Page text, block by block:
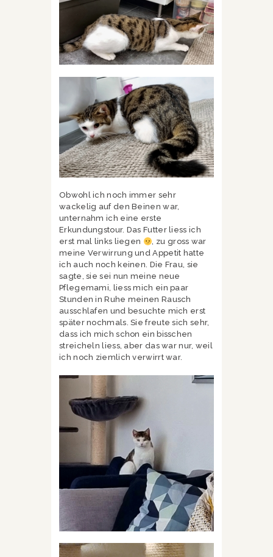
Obwohl ich noch immer sehr
wackelig auf den Beinen war,
unternahm ich eine erste
Erkundungstour. Das Futter liess ich
erst mal links liegen
, zu gross war
meine Verwirrung und Appetit hatte
ich auch noch keinen. Die Frau, sie
sagte, sie sei nun meine neue
Pflegemami, liess mich ein paar
Stunden in Ruhe meinen Rausch
ausschlafen und besuchte mich erst
später nochmals. Sie freute sich sehr,
dass ich mich schon ein bisschen
streicheln liess, aber das war nur, weil
ich noch ziemlich verwirrt war.